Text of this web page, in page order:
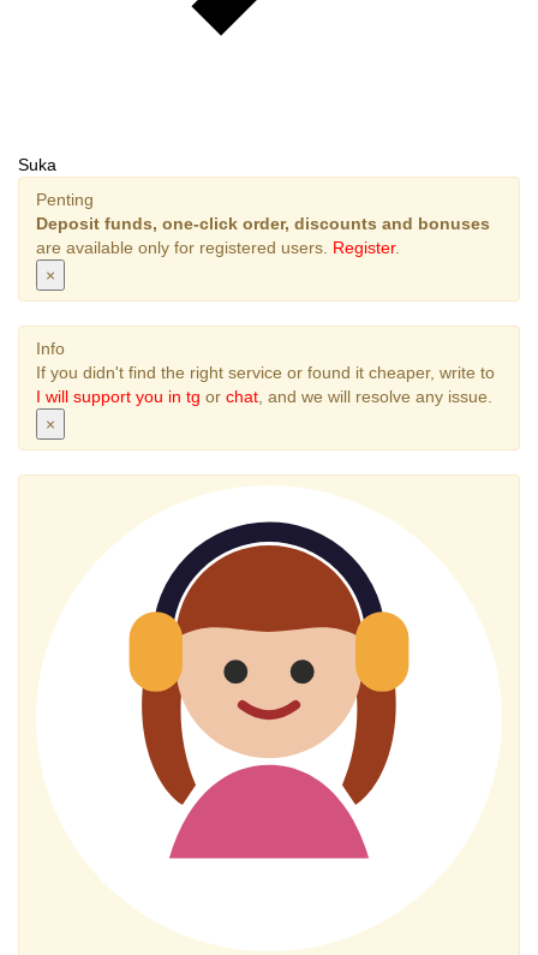
Suka
Penting
Deposit funds, one-click order, discounts and bonuses
are available only for registered users. Register.
×
Info
If you didn't find the right service or found it cheaper, write to
I will support you in tg or chat , and we will resolve any issue.
×